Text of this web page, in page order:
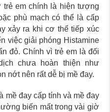
trẻ em chính là hiện tượng
phù mạch có thể là cấp
xảy ra khi cơ thể tiếp xúc
việc giải phóng Histamine
đỏ. Chính vì trẻ em là đối
chưa hoàn thiện như
nớt nên rất dễ bị mề đay.
mề đay cấp tính và mề đay
biến mất trong vài giờ